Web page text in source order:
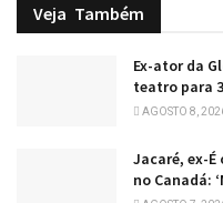
Veja Também
Ex-ator da
teatro para
AGOSTO 8,
Jacaré, ex-
no Canadá: